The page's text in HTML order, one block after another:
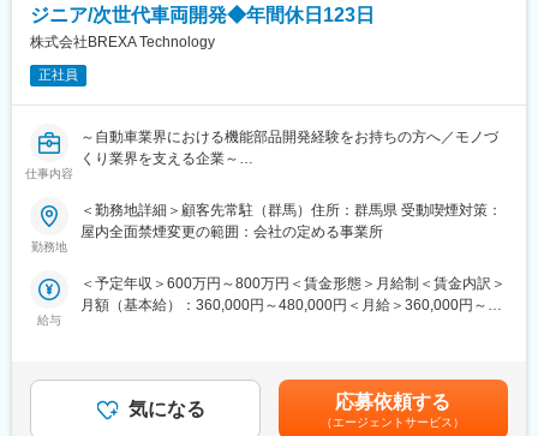
変更の範囲：会社の定める業務
赴任等）が支給
・スキル・経験年数・年齢等も考慮し、話し合いの上で決定
・充実の福利厚生
■充実した教育制度／入社後のフォロー体制充実：
◇人事育成制度…等級制度の定義と連動したカリキュラム体系の
◇キャリアサポート制度…定期的にカジュアル形式な面談を行う
ことでストレスレベルを把握するとともに必要に応じて関連部署
を高め、自立できる人財を育成できる制度。
ジニア/次世代車両開発◆年間休日123日
株式会社BREXA Technology
正社員
仕事内容
～自動車業界における機能部品開発経験をお持ちの方へ／モノづ
くり業界を支える企業～
■業務概要
製品開発の上流工程から参画し、構造成立性や耐久性、信頼性の
■業務内容
観点から設計部門と連携しながら開発を推進していただきます。
単なる解析オペレーションではなく、解析結果を基にした設計提
勤務地
＜勤務地詳細＞顧客先常駐（群馬）住所：群馬県 受動喫煙対策：
屋内全面禁煙変更の範囲：会社の定める事業所
給与
＜予定年収＞600万円～800万円＜賃金形態＞月給制＜賃金内訳＞
月額（基本給）：360,000円～480,000円＜月給＞360,000円～
の金額であり、選考を通じて上下する可能性があります。月給(月
額)は固定手当を含めた表記です。
気になる 応募依頼する
（エージェントサービス）